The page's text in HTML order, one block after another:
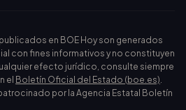
en BOE Hoy son generados
con fines informativos y no constituyen
efecto jurídico, consulte siempre
el Boletín Oficial del Estado (boe.es).
por la Agencia Estatal Boletín